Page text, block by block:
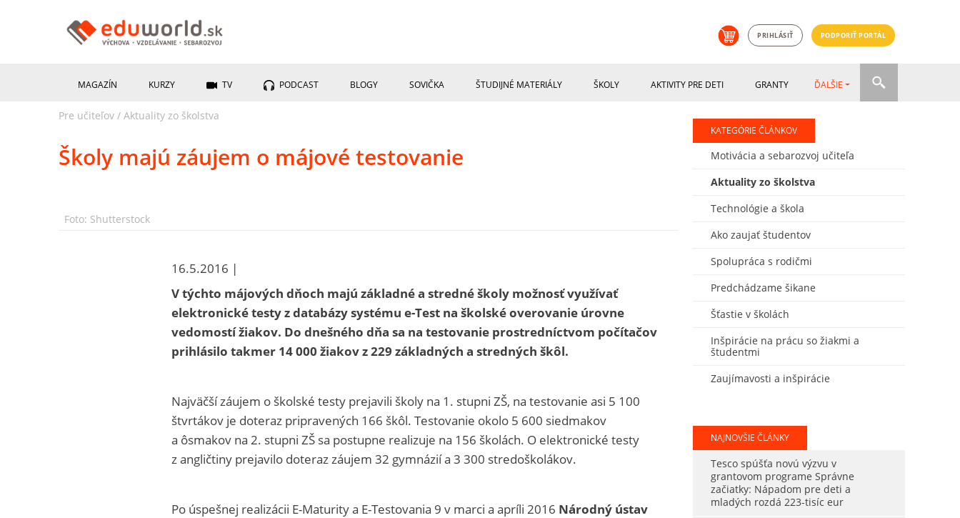
PRIHLÁSIŤ PODPORIŤ PORTÁL
MAGAZÍN KURZY TV PODCAST BLOGY SOVIČKA ŠTUDIJNÉ MATERIÁLY ŠKOLY AKTIVITY PRE DETI GRANTY ĎALŠIE
Pre učiteľov / Aktuality zo školstva
Školy majú záujem o májové testovanie
Foto: Shutterstock
16.5.2016 |
V týchto májových dňoch majú základné a stredné školy možnosť využívať
elektronické testy z databázy systému e-Test na školské overovanie úrovne
vedomostí žiakov. Do dnešného dňa sa na testovanie prostredníctvom počítačov
prihlásilo takmer 14 000 žiakov z 229 základných a stredných škôl.
Najväčší záujem o školské testy prejavili školy na 1. stupni ZŠ, na testovanie asi 5 100
štvrtákov je doteraz pripravených 166 škôl. Testovanie okolo 5 600 siedmakov
a ôsmakov na 2. stupni ZŠ sa postupne realizuje na 156 školách. O elektronické testy
z angličtiny prejavilo doteraz záujem 32 gymnázií a 3 300 stredoškolákov.
Po úspešnej realizácii E-Maturity a E-Testovania 9 v marci a apríli 2016 Národný ústav
KATEGÓRIE ČLÁNKOV
Motivácia a sebarozvoj učiteľa
Aktuality zo školstva
Technológie a škola
Ako zaujať študentov
Spolupráca s rodičmi
Predchádzame šikane
Šťastie v školách
Inšpirácie na prácu so žiakmi a
študentmi
Zaujímavosti a inšpirácie
NAJNOVŠIE ČLÁNKY
Tesco spúšťa novú výzvu v
grantovom programe Správne
začiatky: Nápadom pre deti a
mladých rozdá 223-tisíc eur